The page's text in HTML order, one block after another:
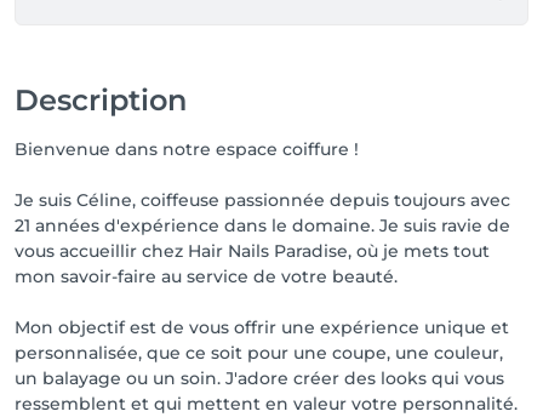
Description
Bienvenue dans notre espace coiffure !
Je suis Céline, coiffeuse passionnée depuis toujours avec
21 années d'expérience dans le domaine. Je suis ravie de
vous accueillir chez Hair Nails Paradise, où je mets tout
mon savoir-faire au service de votre beauté.
Mon objectif est de vous offrir une expérience unique et
personnalisée, que ce soit pour une coupe, une couleur,
un balayage ou un soin. J'adore créer des looks qui vous
ressemblent et qui mettent en valeur votre personnalité.